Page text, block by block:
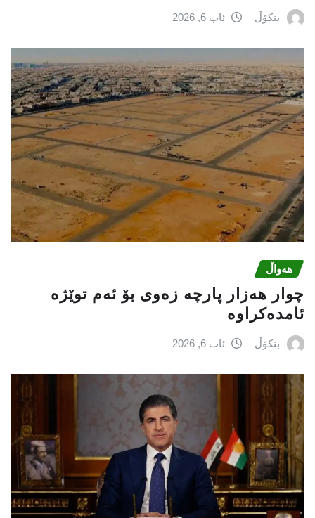
بنکۆڵ ئاب 6, 2026
هەواڵ
چوار هەزار پارچە زەوی بۆ ئەم توێژە
ئامدەکراوە
بنکۆڵ ئاب 6, 2026